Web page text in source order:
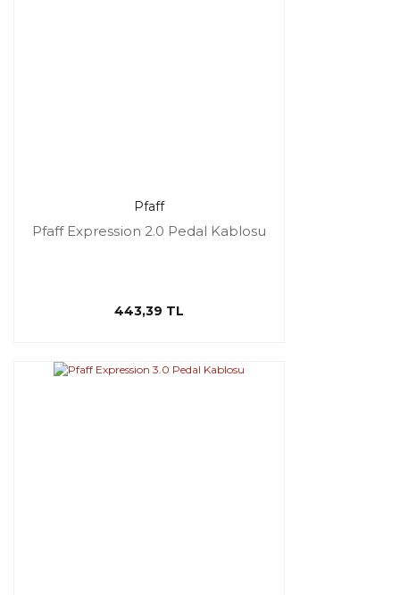
Pfaff
Pfaff Expression 2.0 Pedal Kablosu
443,39 TL